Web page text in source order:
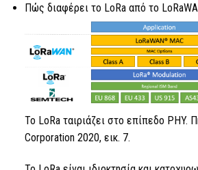
Πώς διαφέρει το LoRaαπό το
Το LoRaταιριάζει στο επίπεδο PHY.
Corporation 2020, εικ. 7.